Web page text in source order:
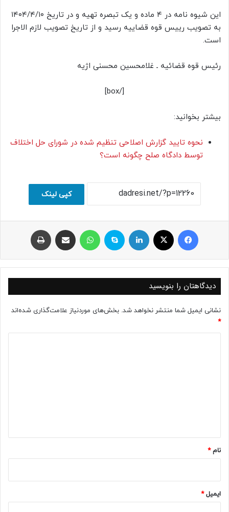
این شیوه نامه در ۴ ماده و یک تبصره تهیه و در تاریخ ۱۴۰۴/۴/۱۰
به تصویب رییس قوه قضاییه رسید و از تاریخ تصویب لازم الاجرا
است.
رئیس قوه قضائیه ـ غلامحسین محسنی اژیه
[/box]
بیشتر بخوانید:
نحوه تایید گزارش اصلاحی تنظیم شده در شورای حل اختلاف
توسط دادگاه صلح چگونه است؟
کپی لینک
فیسبوک ایکس لینکداین اسکایپ واتس آپ اشتراک با ایمیل
دیدگاهتان را بنویسید
نشانی ایمیل شما منتشر نخواهد شد. بخش‌های موردنیاز علامت‌گذاری شده‌اند
*
نام*
ایمیل*